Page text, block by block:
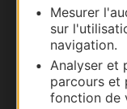
Mesurer
sur
navigation.
Analyser et
parcours et
fonction de